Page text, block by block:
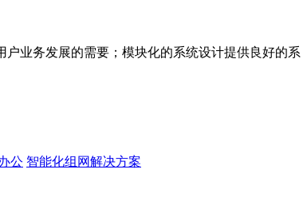
业务发展的需要；模块化的系统设计提供良好的系
公 智能化组网解决方案